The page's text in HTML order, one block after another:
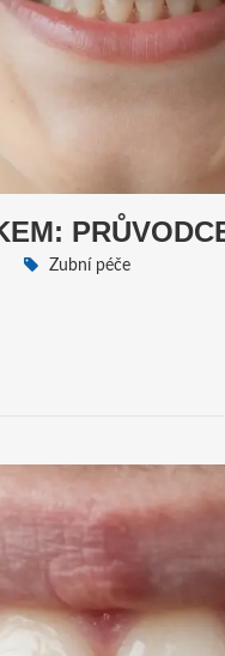
Zubní péče